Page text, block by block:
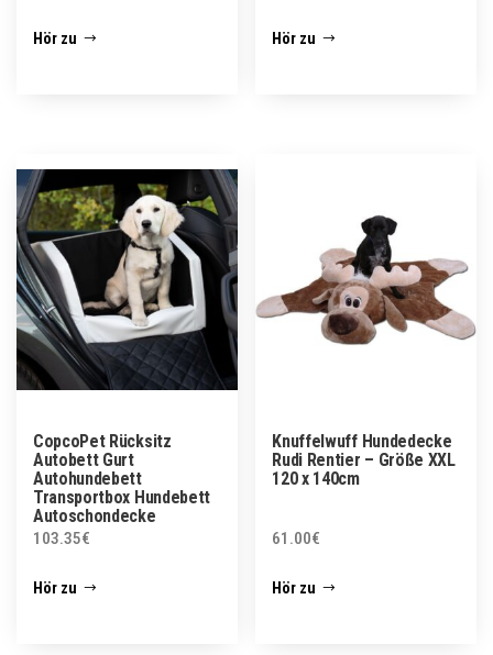
Hör zu Hör zu
CopcoPet Rücksitz
Autobett Gurt
Autohundebett
Transportbox Hundebett
Autoschondecke
103.35€
Hör zu
Knuffelwuff Hundedecke
Rudi Rentier – Größe XXL
120 x 140cm
61.00€
Hör zu